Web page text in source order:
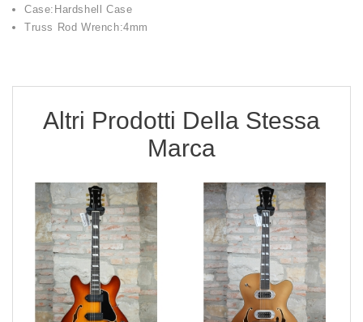
Case:Hardshell Case
Truss Rod Wrench:4mm
Altri Prodotti Della Stessa
Marca